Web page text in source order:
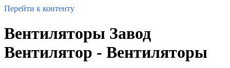
Перейти к контенту
Вентиляторы Завод
Вентилятор - Вентиляторы